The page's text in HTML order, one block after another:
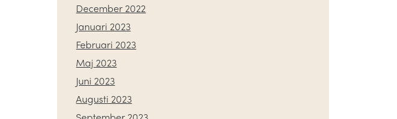
December 2022
Januari 2023
Februari 2023
Maj 2023
Juni 2023
Augusti 2023